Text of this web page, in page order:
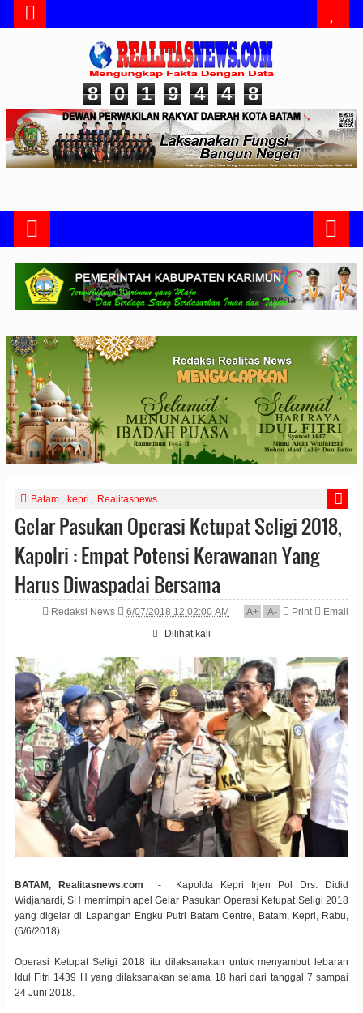
8 0 1 9 4 4 8
Batam kepri Realitasnews
Gelar Pasukan Operasi Ketupat Seligi 2018,
Kapolri : Empat Potensi Kerawanan Yang
Harus Diwaspadai Bersama
Redaksi News 6/07/2018 12:02:00 AM A+ A- Print
Email
Dilihat kali
BATAM, Realitasnews.com
- Kapolda Kepri Irjen Pol Drs. Didid
Widjanardi, SH memimpin apel Gelar Pasukan Operasi Ketupat Seligi 2018
yang digelar di Lapangan Engku Putri Batam Centre, Batam, Kepri, Rabu,
(6/6/2018).
Operasi Ketupat Seligi 2018 itu dilaksanakan untuk menyambut lebaran
Idul Fitri 1439 H yang dilaksanakan selama 18 hari dari tanggal 7 sampai
24 Juni 2018.